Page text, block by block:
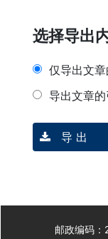
选择导出
仅导出文
导出文章
导 出
邮政编码